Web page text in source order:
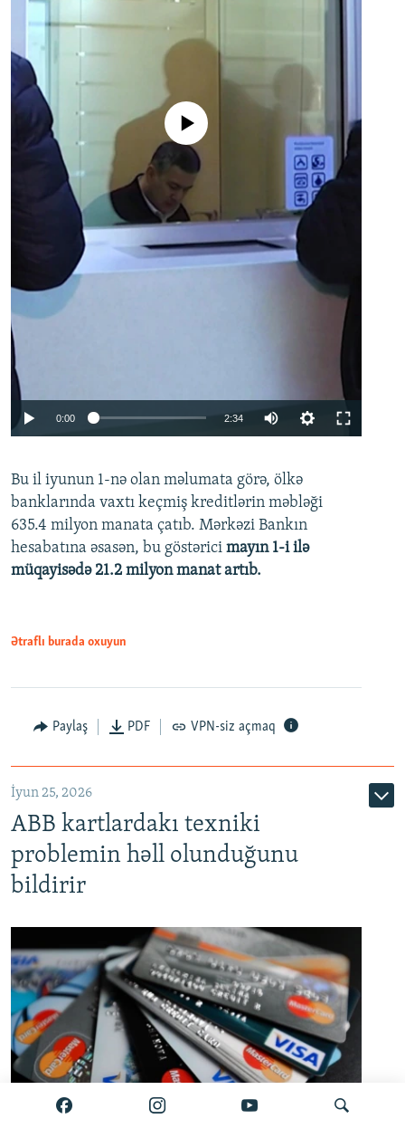
Auto 240p 360p 480p
720p 1080p
No media source currently available
0:00 2:34
360p
480p
720p
Bu il iyunun 1-nə olan məlumata görə, ölkə
banklarında vaxtı keçmiş kreditlərin məbləği
635.4 milyon manata çatıb. Mərkəzi Bankın
hesabatına əsasən, bu göstərici mayın 1-i ilə
müqayisədə 21.2 milyon manat artıb.
Ətraflı burada oxuyun
Paylaş PDF VPN-siz açmaq
İyun 25, 2026
ABB kartlardakı texniki
problemin həll olunduğunu
bildirir